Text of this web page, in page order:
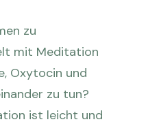
zu
mit Meditation
Oxytocin und
zu tun?
ist leicht und